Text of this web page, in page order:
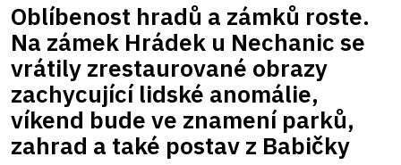
Oblíbenost hradů a zámků roste.
Na zámek Hrádek u Nechanic se
vrátily zrestaurované obrazy
zachycující lidské anomálie,
víkend bude ve znamení parků,
zahrad a také postav z Babičky